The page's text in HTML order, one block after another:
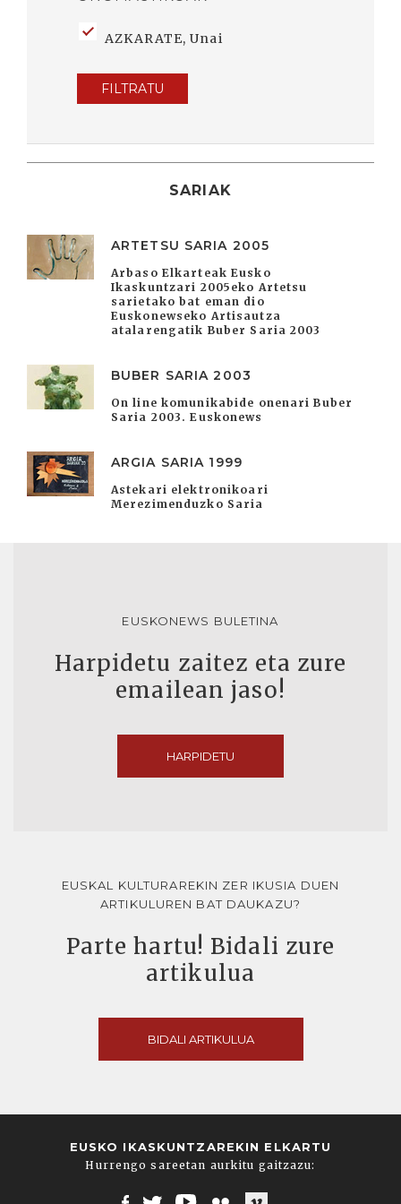
AZKARATE, Unai
FILTRATU
SARIAK
ARTETSU SARIA 2005
Arbaso Elkarteak Eusko
Ikaskuntzari 2005eko Artetsu
sarietako bat eman dio
Euskonewseko Artisautza
atalarengatik Buber Saria 2003
BUBER SARIA 2003
On line komunikabide onenari Buber
Saria 2003. Euskonews
ARGIA SARIA 1999
Astekari elektronikoari
Merezimenduzko Saria
EUSKONEWS BULETINA
Harpidetu zaitez eta zure
emailean jaso!
HARPIDETU
EUSKAL KULTURAREKIN ZER IKUSIA DUEN
ARTIKULUREN BAT DAUKAZU?
Parte hartu! Bidali zure
artikulua
BIDALI ARTIKULUA
EUSKO IKASKUNTZAREKIN ELKARTU
Hurrengo sareetan aurkitu gaitzazu: